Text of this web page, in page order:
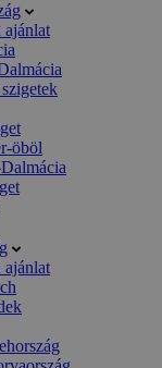
ajánlat
öböl
ajánlat